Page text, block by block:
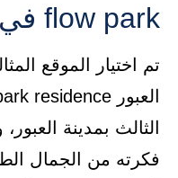
flow park في افضل المواقع
تم اختيار الموقع
الثالث بمدينة
فكرته من الجمال